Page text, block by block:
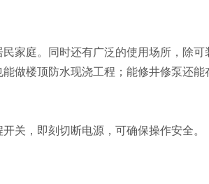
家庭。同时还有广泛的使用场所，除
做楼顶防水现浇工程；能修井修泵还能
关，即刻切断电源，可确保操作安全。